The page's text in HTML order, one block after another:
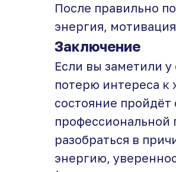
После правильно
энергия,
Заключение
Если вы заметили у
потерю интереса к
состояние
разобраться в
энергию,